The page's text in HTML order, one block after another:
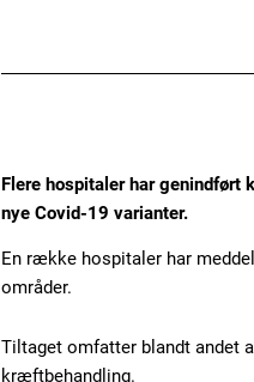
Flere hospitaler har
nye Covid-19 varianter.
En række hospitaler har
områder.
Tiltaget omfatter blandt andet
kræftbehandling.